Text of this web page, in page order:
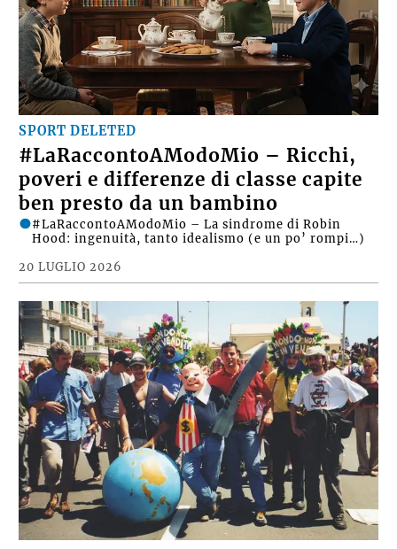
SPORT DELETED
#LaRaccontoAModoMio – Ricchi,
poveri e differenze di classe capite
ben presto da un bambino
20 LUGLIO 2026
#LaRaccontoAModoMio – La sindrome di Robin
Hood: ingenuità, tanto idealismo (e un po’ rompi…)